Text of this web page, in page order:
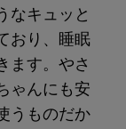
なキュッと
おり、睡眠
ます。やさ
ゃんにも安
うものだか